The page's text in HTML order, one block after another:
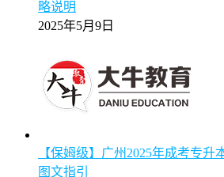
略说明
2025年5月9日
【保姆级】广州2025年成考专升
图文指引